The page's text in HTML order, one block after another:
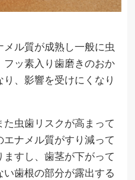
ル質が成熟し一般に虫
ッ素入り歯磨きのおか
、影響を受けにくなり
虫歯リスクが高まって
ナメル質がすり減って
すし、歯茎が下がって
歯根の部分が露出する